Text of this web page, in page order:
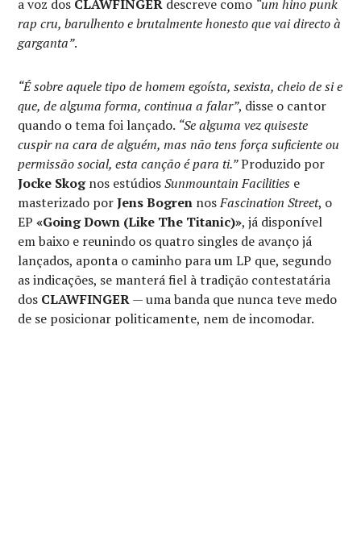
a voz dos CLAWFINGER descreve como “um hino punk
rap cru, barulhento e brutalmente honesto que vai directo à
garganta”.
“É sobre aquele tipo de homem egoísta, sexista, cheio de si e
que, de alguma forma, continua a falar”, disse o cantor
quando o tema foi lançado. “Se alguma vez quiseste
cuspir na cara de alguém, mas não tens força suficiente ou
permissão social, esta canção é para ti.”Produzido por
Jocke Skognos estúdiosSunmountain Facilities e
masterizado porJens Bogren nosFascination Street, o
EP«Going Down (Like The Titanic)», já disponível
em baixo e reunindo os quatro singles de avanço já
lançados, aponta o caminho para um LP que, segundo
as indicações, se manterá fiel à tradição contestatária
dos CLAWFINGER— uma banda que nunca teve medo
de se posicionar politicamente, nem de incomodar.